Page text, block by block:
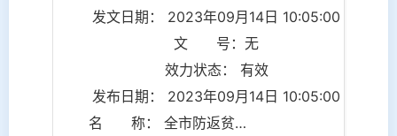
发文日期： 2023年09月14日 10:05:00
文 号：无
效力状态： 有效
发布日期： 2023年09月14日 10:05:00
名 称： 全市防返贫动态监测预警信息